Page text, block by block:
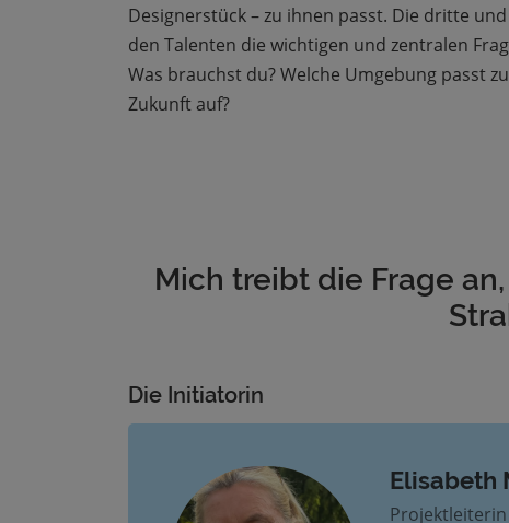
Designerstück – zu ihnen passt. Die dritte
den Talenten die wichtigen und zentralen
Was brauchst du? Welche Umgebung passt
Zukunft auf?
Mich treibt die Frage
Die Initiatorin
Elisabeth
Projektleiterin